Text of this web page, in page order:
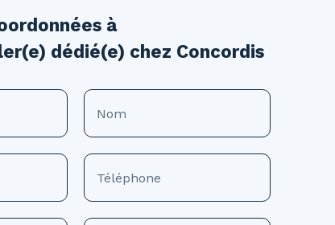
à
dédié(e) chez Concordis
Nom
Téléphone